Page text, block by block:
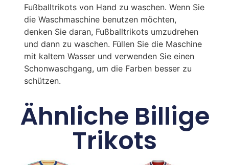
Fußballtrikots von Hand zu waschen. Wenn Sie
die Waschmaschine benutzen möchten,
denken Sie daran, Fußballtrikots umzudrehen
und dann zu waschen. Füllen Sie die Maschine
mit kaltem Wasser und verwenden Sie einen
Schonwaschgang, um die Farben besser zu
schützen.
Ähnliche Billige
Trikots